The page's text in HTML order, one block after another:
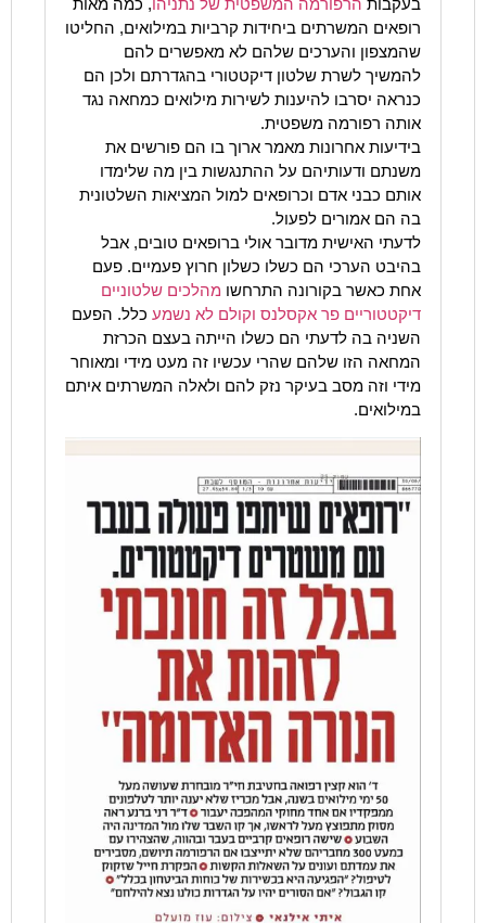
רופאים המשרתים ביחידות קרביות במילואים, החליטו
שהמצפון והערכים שלהם לא מאפשרים להם
להמשיך לשרת שלטון דיקטטורי בהגדרתם ולכן הם
כנראה יסרבו להיענות לשירות מילואים כמחאה נגד
אותה רפורמה משפטית.
בידיעות אחרונות מאמר ארוך בו הם פורשים את
משנתם ודעותיהם על ההתנגשות בין מה שלימדו
אותם כבני אדם וכרופאים למול המציאות השלטונית
בה הם אמורים לפעול.
לדעתי האישית מדובר אולי ברופאים טובים, אבל
בהיבט הערכי הם כשלו כשלון חרוץ פעמיים. פעם
אחת כאשר בקורונה התרחשו מהלכים שלטוניים
דיקטטוריים פר אקסלנס וקולם לא נשמע כלל. הפעם
השניה בה לדעתי הם כשלו הייתה בעצם הכרזת
המחאה הזו שלהם שהרי עכשיו זה מעט מידי ומאוחר
מידי וזה מסב בעיקר נזק להם ולאלה המשרתים איתם
במילואים.